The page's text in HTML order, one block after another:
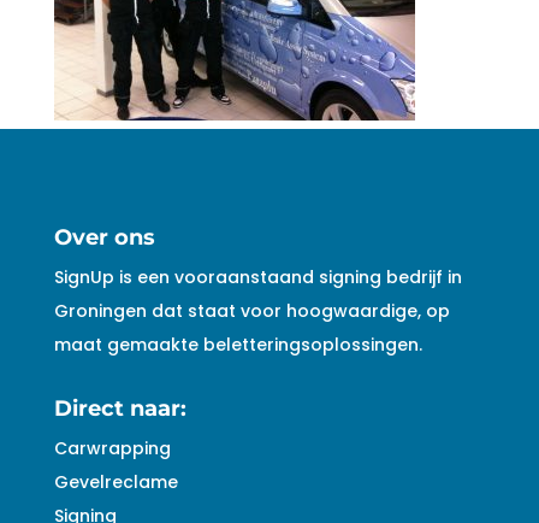
Over ons
SignUp is een vooraanstaand signing bedrijf in
Groningen dat staat voor hoogwaardige, op
maat gemaakte beletteringsoplossingen.
Direct naar:
Carwrapping
Gevelreclame
Signing